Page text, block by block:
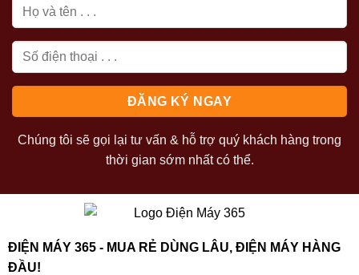
Chúng tôi sẽ gọi lại tư vấn & hỗ trợ quý khách hàng trong
thời gian sớm nhất có thể.
ĐIỆN MÁY 365 - MUA RẺ DÙNG LÂU, ĐIỆN MÁY HÀNG
ĐẦU!